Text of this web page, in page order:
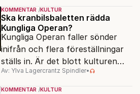
museer hotas av nedläggning.
KOMMENTAR KULTUR
Ska kranbilsbaletten rädda
Kungliga Operan?
Kungliga Operan faller sönder
inifrån och flera föreställningar
ställs in. Är det blott kulturen
som kan rädda konsten när
pengarna tryter?
Av: Ylva Lagercrantz Spindler•
KOMMENTAR KULTUR